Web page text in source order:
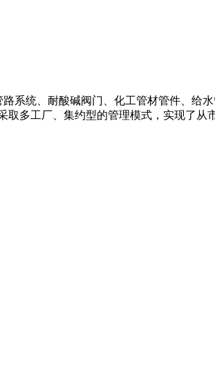
统、耐酸碱阀门、化工管材管件、给水
多工厂、集约型的管理模式，实现了